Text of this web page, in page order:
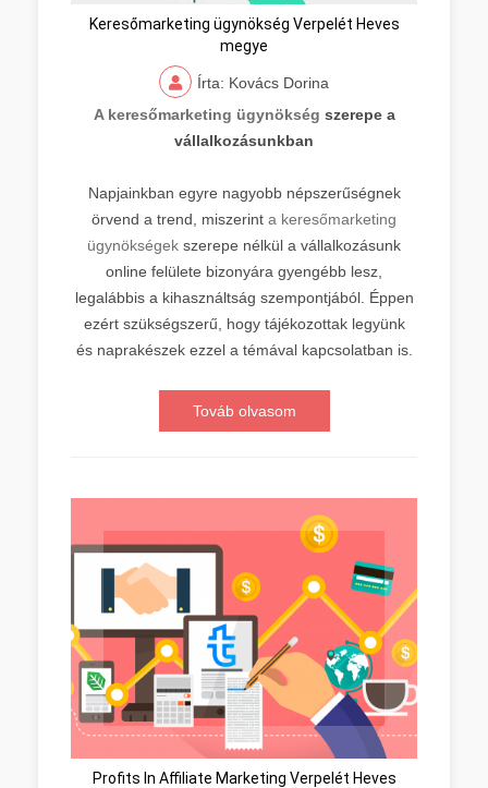
Keresőmarketing ügynökség Verpelét Heves
megye
Írta: Kovács Dorina
A keresőmarketing ügynökség szerepe a
vállalkozásunkban
Napjainkban egyre nagyobb népszerűségnek
örvend a trend, miszerint a keresőmarketing
ügynökségek szerepe nélkül a vállalkozásunk
online felülete bizonyára gyengébb lesz,
legalábbis a kihasználtság szempontjából. Éppen
ezért szükségszerű, hogy tájékozottak legyünk
és naprakészek ezzel a témával kapcsolatban is.
Továb olvasom
Profits In Affiliate Marketing Verpelét Heves